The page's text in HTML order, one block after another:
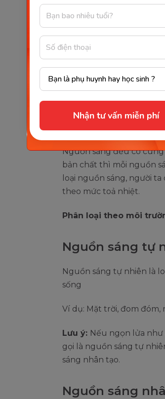
Nhận tư vấn miễn phí
Mặt trời, ngôi sao
Đèn sợi đốt, đèn Led
Ngọn nến đang
Màn hình điện
Bếp lửa đang cháy
…
Có mấy loại
Nguồn sáng đều có
bản chất thì mỗi nguồn
loại nguồn sáng, người
theo mức toả nhiệt.
Phân loại theo môi
Nguồn sáng tự
Nguồn sáng tự nhiên là
sống
Ví dụ: Mặt trời, đom đóm,
Lưu ý: Nếu ngọn lửa như
gọi là nguồn sáng tự
sáng nhân tạo.
Nguồn sáng